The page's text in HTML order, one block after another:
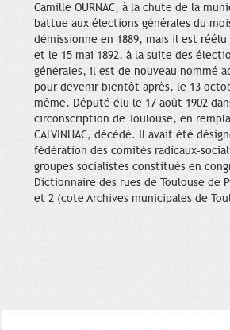
Camille OURNAC, à la chute de la
battue aux élections générales du
démissionne en 1889, mais il est
et le 15 mai 1892, à la suite des
générales, il est de nouveau nommé
pour devenir bientôt après, le 13
même. Député élu le 17 août 1902
circonscription de Toulouse, en
CALVINHAC, décédé. Il avait été
fédération des comités radicaux-
groupes socialistes constitués en
Dictionnaire des rues de Toulouse de
et 2 (cote Archives municipales de